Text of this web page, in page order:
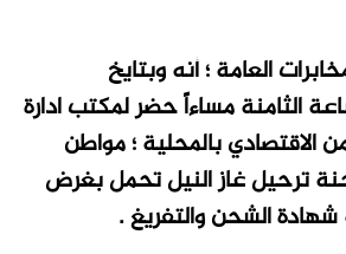
العامة ؛ أنه وبتايخ
15م الساعة الثامنة مساءاً حضر لمكتب ادارة
الاقتصادي بالمحلية ؛ مواطن
ترحيل غاز النيل تحمل بغرض
الشحن والتفريغ .